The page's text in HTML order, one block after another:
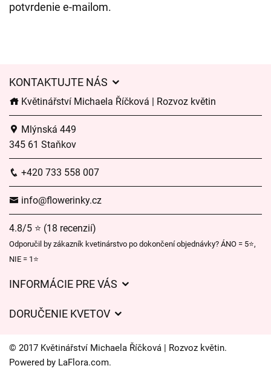
potvrdenie e-mailom.
KONTAKTUJTE NÁS
Květinářství Michaela Říčková | Rozvoz květin
Mlýnská 449
345 61 Staňkov
+420 733 558 007
info@flowerinky.cz
4.8/5 ⭐ (18 recenzií)
Odporučil by zákazník kvetinárstvo po dokončení objednávky? ÁNO = 5⭐,
NIE = 1⭐
INFORMÁCIE PRE VÁS
Časy doručenia kvetov – prehľad možností
DORUČENIE KVETOV
Kam doručujeme kvety
© 2017 Květinářství Michaela Říčková | Rozvoz květin.
Powered by LaFlora.com.